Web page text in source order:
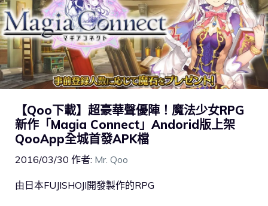
【Qoo下載】超豪華聲優陣！魔法少女RPG
新作「Magia Connect」Andorid版上架
QooApp全城首發APK檔
2016/03/30 作者: Mr. Qoo
由日本FUJISHOJI開發製作的RPG